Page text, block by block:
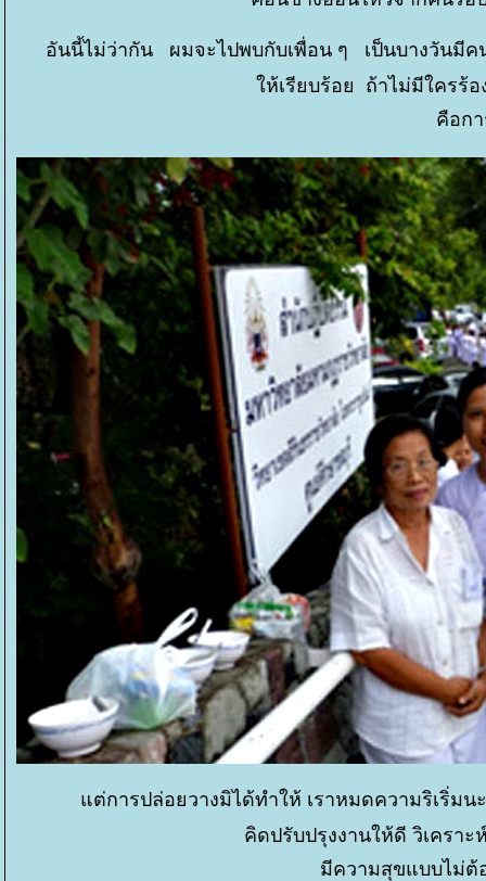
อันนี้ไม่ว่ากัน ผมจะไปพบกับเพื่อน ๆ เป็นบางวันมี
ห้เรียบร้อย ถ้าไม่มีใครร้
คือก
ต่การปล่อยวางมิได้ทำให้ เราหมดความริเริ่มน
คิดปรับปรุงงานให้ดี วิเครา
มีความสุขแบบไม่ต้